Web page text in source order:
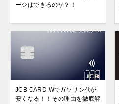
ージはできるのか？！
JCB CARD Wでガソリン代が
安くなる！！その理由を徹底解